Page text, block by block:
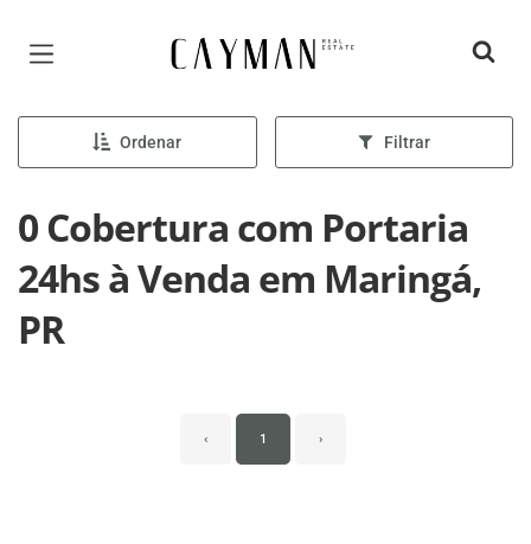
Página inicial
Ordenar Filtrar
0 Cobertura com Portaria
24hs à Venda em Maringá,
PR
‹ 1 ›